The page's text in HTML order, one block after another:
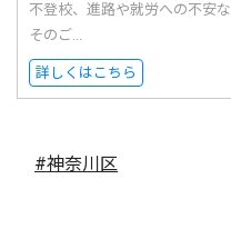
不登校、進路や就労への不安
そのご...
詳しくはこちら
#神奈川区